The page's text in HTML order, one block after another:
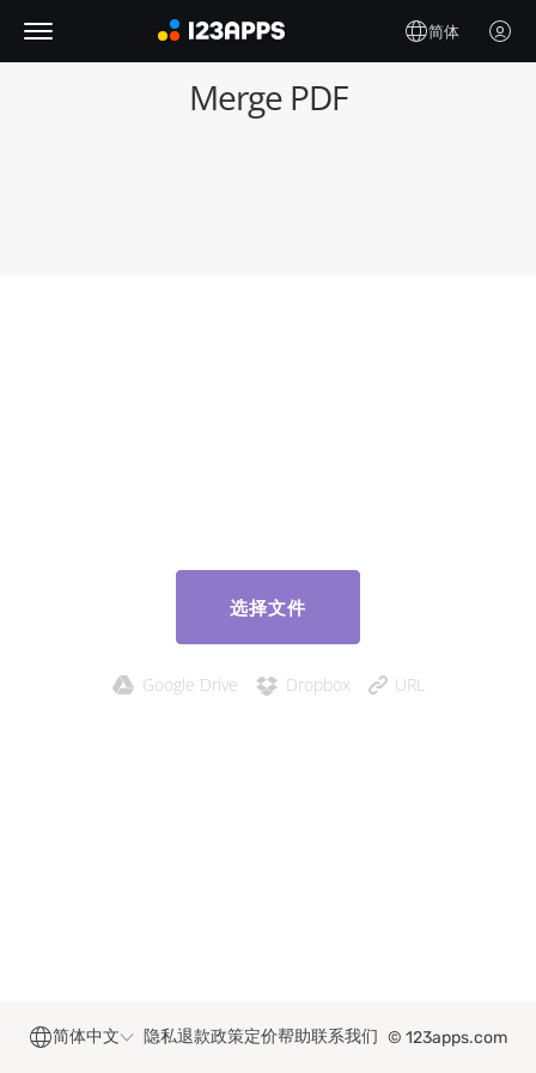
简体
Merge PDF
选择文件
Google Drive Dropbox URL
© 123apps.com
隐私退款政策定价帮助联系我们
简体中文